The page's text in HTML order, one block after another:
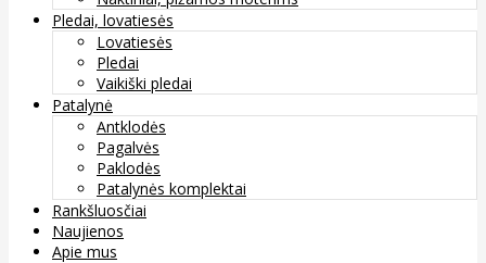
Pledai, lovatiesės
Lovatiesės
Pledai
Vaikiški pledai
Patalynė
Antklodės
Pagalvės
Paklodės
Patalynės komplektai
Rankšluosčiai
Naujienos
Apie mus